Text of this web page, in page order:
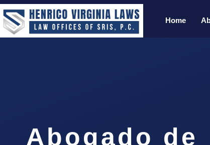
Home
Abogado de